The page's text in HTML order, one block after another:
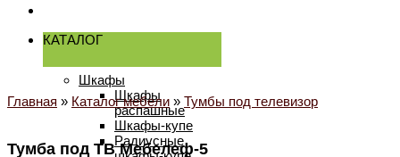
КАТАЛОГ
Шкафы
Шкафы
распашные
Шкафы-купе
Радиусные
Главная » Каталог мебели » Тумбы под телевизор
Тумба под ТВ Мебелеф-5